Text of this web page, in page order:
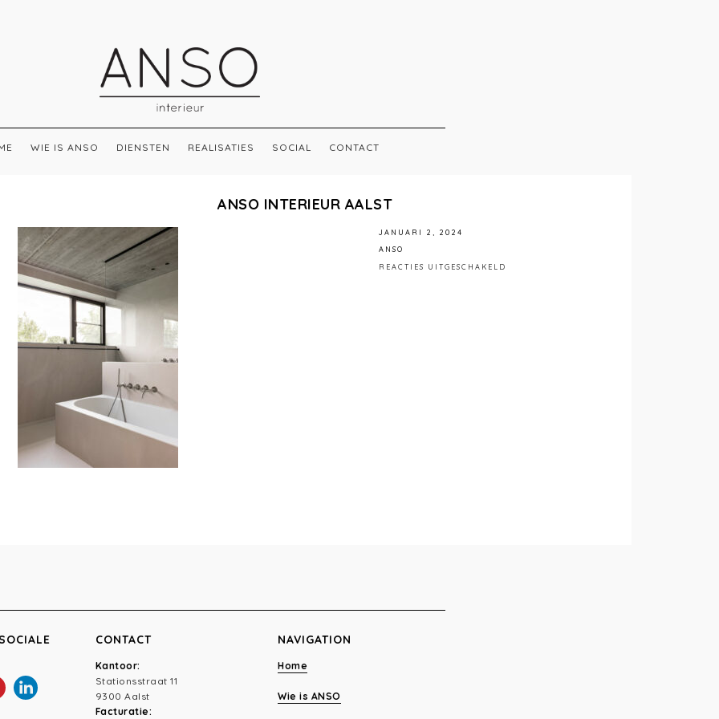
WIE IS ANSO DIENSTEN REALISATIES SOCIAL CONTACT
ANSO INTERIEUR AALST
JANUARI 2, 2024
ANSO
REACTIES UITGESCHAKELD
CONTACT
Kantoor:
Stationsstraat 11
9300 Aalst
Facturatie:
NAVIGATION
Home
Wie is ANSO